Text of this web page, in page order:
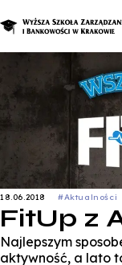
18.06.2018 #Aktualności
FitUp z
Najlepszym
aktywność, a lato